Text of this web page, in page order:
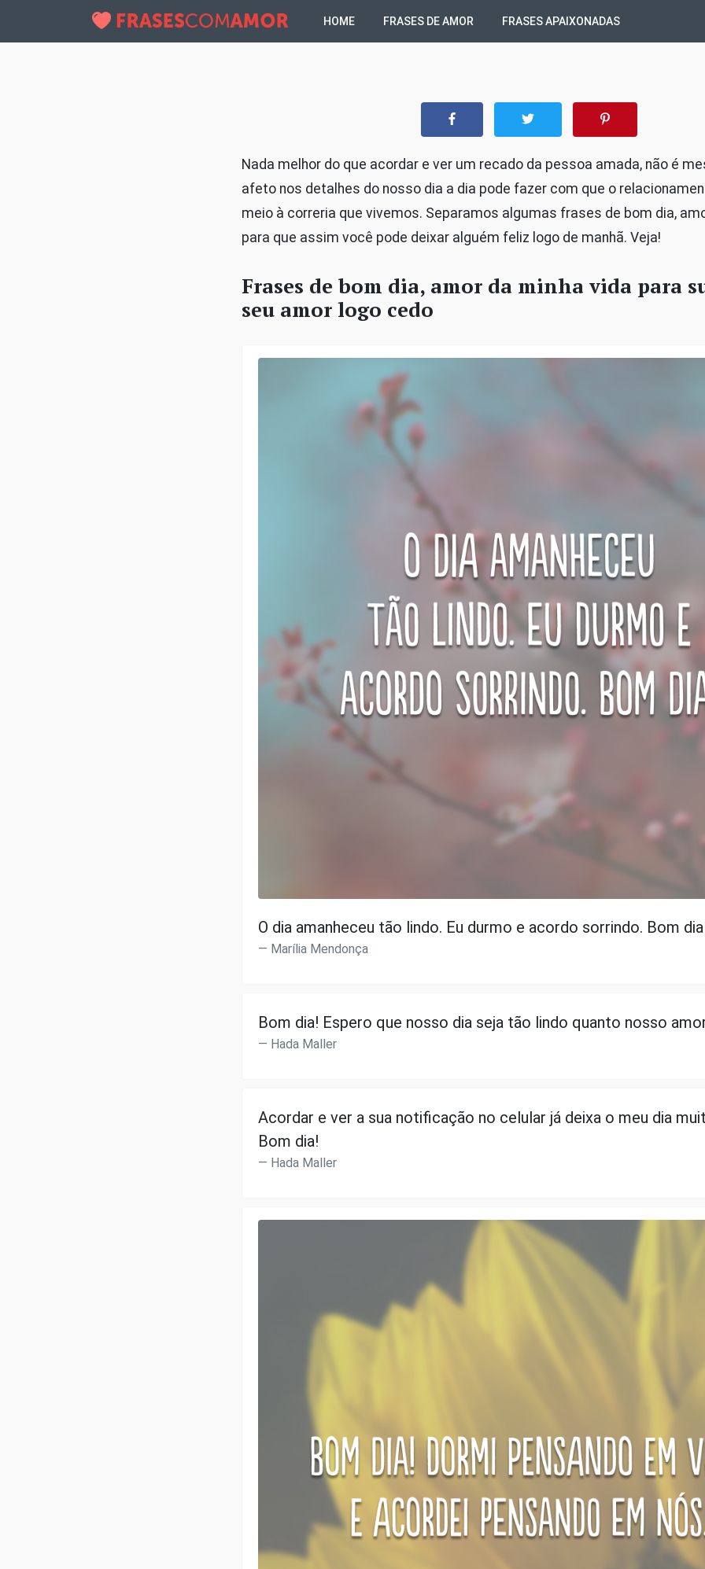
HOME FRASES DE AMOR FRASES APAIXONADAS
Nada melhor do que acordar e ver um recado da pessoa amada, não é
afeto nos detalhes do nosso dia a dia pode fazer com que o
meio à correria que vivemos. Separamos algumas frases de bom dia,
para que assim você pode deixar alguém feliz logo de manhã. Veja!
Frases de bom dia, amor da minha vida para
seu amor logo cedo
O dia amanheceu tão lindo. Eu durmo e acordo sorrindo. Bom
Marília Mendonça
Bom dia! Espero que nosso dia seja tão lindo quanto nosso
Hada Maller
Acordar e ver a sua notificação no celular já deixa o meu dia
Bom dia!
Hada Maller